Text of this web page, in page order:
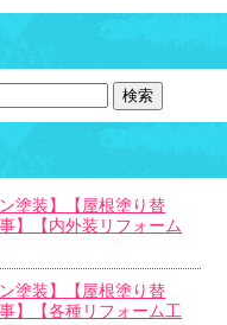
塗装】【屋根塗り替
】【内外装リフォーム
塗装】【屋根塗り替
】【各種リフォーム工